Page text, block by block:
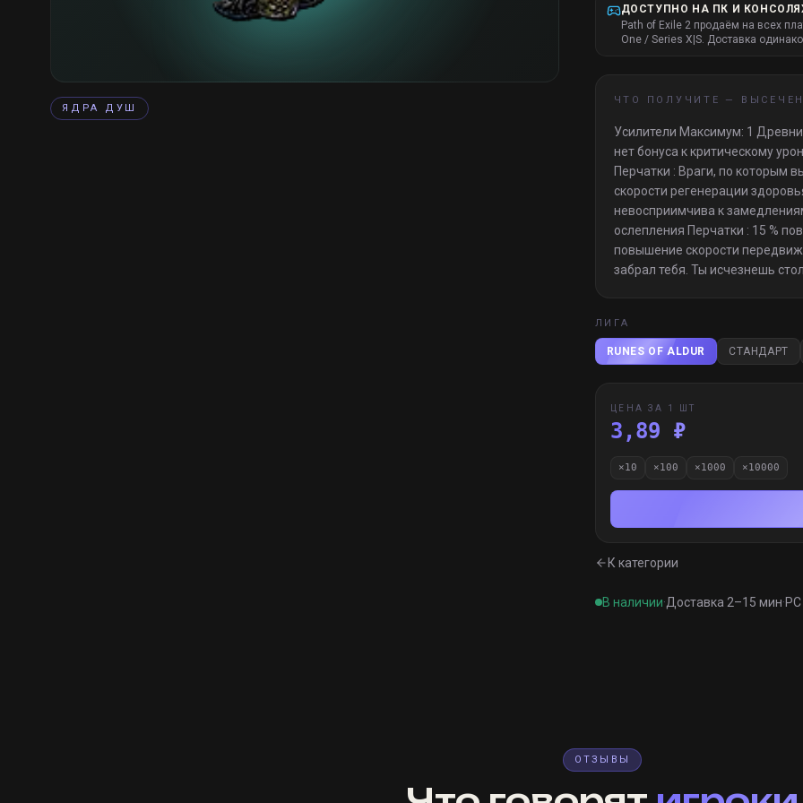
ЯДРА ДУШ
ДОСТУПНО НА ПК И
Path of Exile 2 продаём на всех
One / Series X|S. Доставка
ЧТО ПОЛУЧИТЕ —
Усилители Максимум: 1
нет бонуса к критическому
Перчатки : Враги, по которым
скорости регенерации
невосприимчива к
ослепления Перчатки : 15 %
повышение скорости
забрал тебя. Ты исчезнешь
ЛИГА
RUNES OF ALDUR СТАНДАРТ
ЦЕНА ЗА 1 ШТ
3,89 ₽
×10 ×100 ×1000 ×10000
К категории
В наличии·Доставка 2–15 мин·
ОТЗЫВЫ